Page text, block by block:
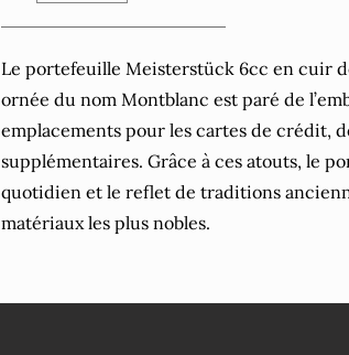
Le portefeuille Meisterstück 6cc en cuir
ornée du nom Montblanc est paré de
emplacements pour les cartes de crédit,
supplémentaires. Grâce à ces atouts, le
quotidien et le reflet de traditions
matériaux les plus nobles.